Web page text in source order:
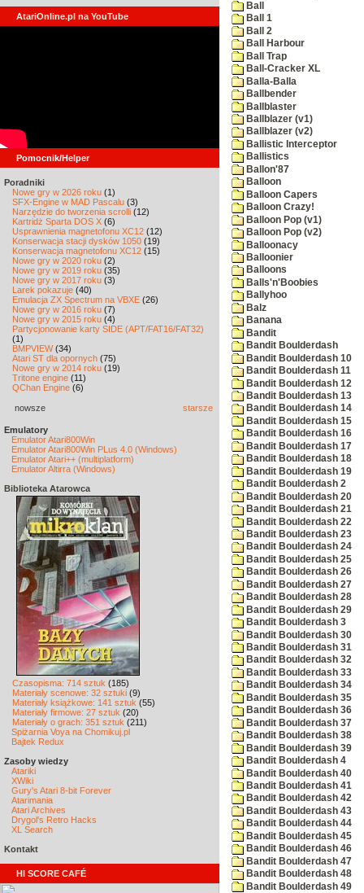
AtariOnline.pl na YouTube
Pomocnik/Helper
Poradniki
Nowe gry w 2026 roku (1)
SFX-Engine w MAD Pascalu (3)
Narzędzie do tworzenia scrolli (12)
Kartridż Sparta DOS X (6)
Usprawnienia magnetofonu XC12 (12)
Konserwacja stacji dysków 1050 (19)
Konserwacja magnetofonu XC12 (15)
Nowe gry w 2020 roku (2)
Nowe gry w 2019 roku (35)
Nowe gry w 2017 roku (3)
Larek pokazuje (40)
Emulacja ZX Spectrum na VBXE (26)
Nowe gry w 2016 roku (7)
Nowe gry w 2015 roku (4)
Partycjonowanie karty SIDE (APT/FAT16/FAT32)
(1)
BMPVIEW(34)
Atari ST dla opornych (75)
Nowe gry w 2014 roku (19)
Tritone engine (11)
QChan Engine (6)
nowsze starsze
Emulatory
Emulator Atari800Win
Emulator Atari800Win PLus 4.0 (Windows)
Emulator Atari++ (multiplatform)
Emulator Altirra (Windows)
Biblioteka Atarowca
Czasopisma: 714 sztuk (185)
Materiały scenowe: 32 sztuki (9)
Materiały książkowe: 141 sztuk (55)
Materiały firmowe: 27 sztuk (20)
Materiały o grach: 351 sztuk (211)
Spiżarnia Voya na Chomikuj.pl
Bajtek Redux
Zasoby wiedzy
Atariki
XWiki
Gury's Atari 8-bit Forever
Atarimania
Atari Archives
Drygol's Retro Hacks
XL Search
Kontakt
HI SCORE CAFÉ
Ball
Ball 1
Ball 2
Ball Harbour
Ball Trap
Ball-Cracker XL
Balla-Balla
Ballbender
Ballblaster
Ballblazer (v1)
Ballblazer (v2)
Ballistic Interceptor
Ballistics
Ballon'87
Balloon
Balloon Capers
Balloon Crazy!
Balloon Pop (v1)
Balloon Pop (v2)
Balloonacy
Balloonier
Balloons
Balls'n'Boobies
Ballyhoo
Balz
Banana
Bandit
Bandit Boulderdash
Bandit Boulderdash 10
Bandit Boulderdash 11
Bandit Boulderdash 12
Bandit Boulderdash 13
Bandit Boulderdash 14
Bandit Boulderdash 15
Bandit Boulderdash 16
Bandit Boulderdash 17
Bandit Boulderdash 18
Bandit Boulderdash 19
Bandit Boulderdash 2
Bandit Boulderdash 20
Bandit Boulderdash 21
Bandit Boulderdash 22
Bandit Boulderdash 23
Bandit Boulderdash 24
Bandit Boulderdash 25
Bandit Boulderdash 26
Bandit Boulderdash 27
Bandit Boulderdash 28
Bandit Boulderdash 29
Bandit Boulderdash 3
Bandit Boulderdash 30
Bandit Boulderdash 31
Bandit Boulderdash 32
Bandit Boulderdash 33
Bandit Boulderdash 34
Bandit Boulderdash 35
Bandit Boulderdash 36
Bandit Boulderdash 37
Bandit Boulderdash 38
Bandit Boulderdash 39
Bandit Boulderdash 4
Bandit Boulderdash 40
Bandit Boulderdash 41
Bandit Boulderdash 42
Bandit Boulderdash 43
Bandit Boulderdash 44
Bandit Boulderdash 45
Bandit Boulderdash 46
Bandit Boulderdash 47
Bandit Boulderdash 48
Bandit Boulderdash 49